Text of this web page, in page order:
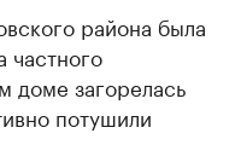
района была
частного
доме загорелась
потушили